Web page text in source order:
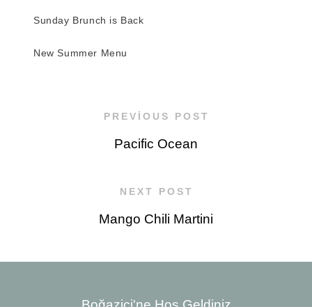
Sunday Brunch is Back
New Summer Menu
PREVIOUS POST
Pacific Ocean
NEXT POST
Mango Chili Martini